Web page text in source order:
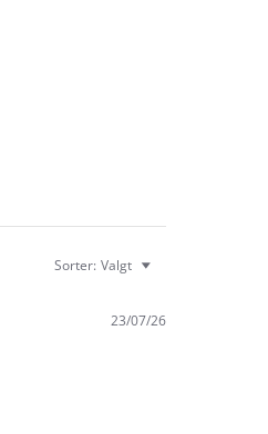
Sorter: Valgt
23/07/26